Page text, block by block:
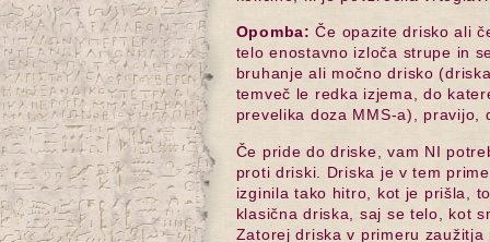
Opomba:Če opazite drisko ali
telo enostavno izloča strupe in
bruhanje ali močno drisko
temveč le redka izjema, do
prevelika doza MMS-a), pravijo,
Če pride do driske, vam NI
proti driski. Driska je v tem
izginila tako hitro, kot je prišla,
klasična driska, saj se telo, kot
Zatorej driska v primeru